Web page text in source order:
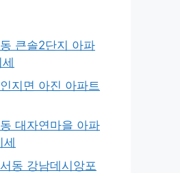
큰솔2단지 아파
지면 아진 아파트
대자연마을 아파
동 강남데시앙포